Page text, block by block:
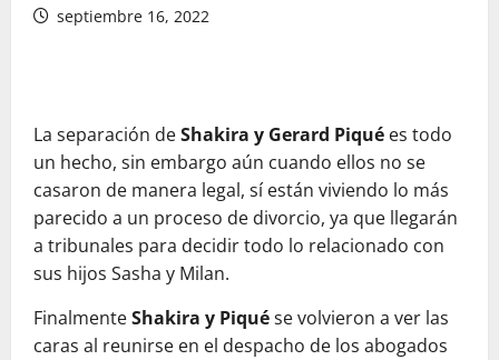
septiembre 16, 2022
La separación deShakira y Gerard Piqué es todo
un hecho, sin embargo aún cuando ellos no se
casaron de manera legal, sí están viviendo lo más
parecido a un proceso de divorcio, ya que llegarán
a tribunales para decidir todo lo relacionado con
sus hijos Sasha y Milan.
FinalmenteShakira y Piquése volvieron a ver las
caras al reunirse en el despacho de los abogados